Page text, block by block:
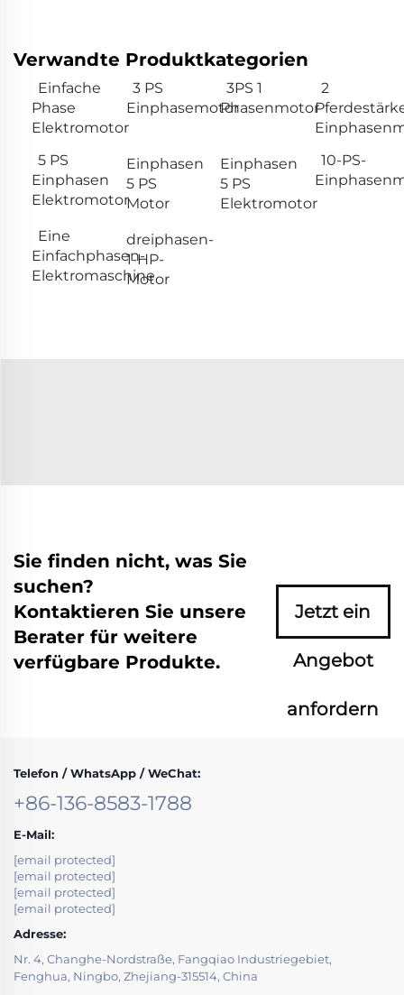
Verwandte Produktkategorien
Einfache
Phase
Elektromotor
3 PS
Einphasemotor
3PS 1
Phasenmotor
2
5 PS
Einphasen
Elektromotor
Einphasen
5 PS
Motor
Einphasen
5 PS
Elektromotor
10-PS-
Eine
Einfachphasen-
Elektromaschine
dreiphasen-
1-HP-
Motor
Sie finden nicht, was Sie
suchen?
Kontaktieren Sie unsere
Berater für weitere
verfügbare Produkte.
Jetzt ein
Angebot
anfordern
Telefon / WhatsApp / WeChat:
+86-136-8583-1788
E-Mail:
[email protected]
[email protected]
[email protected]
[email protected]
Adresse:
Nr. 4, Changhe-Nordstraße, Fangqiao Industriegebiet,
Fenghua, Ningbo, Zhejiang-315514, China